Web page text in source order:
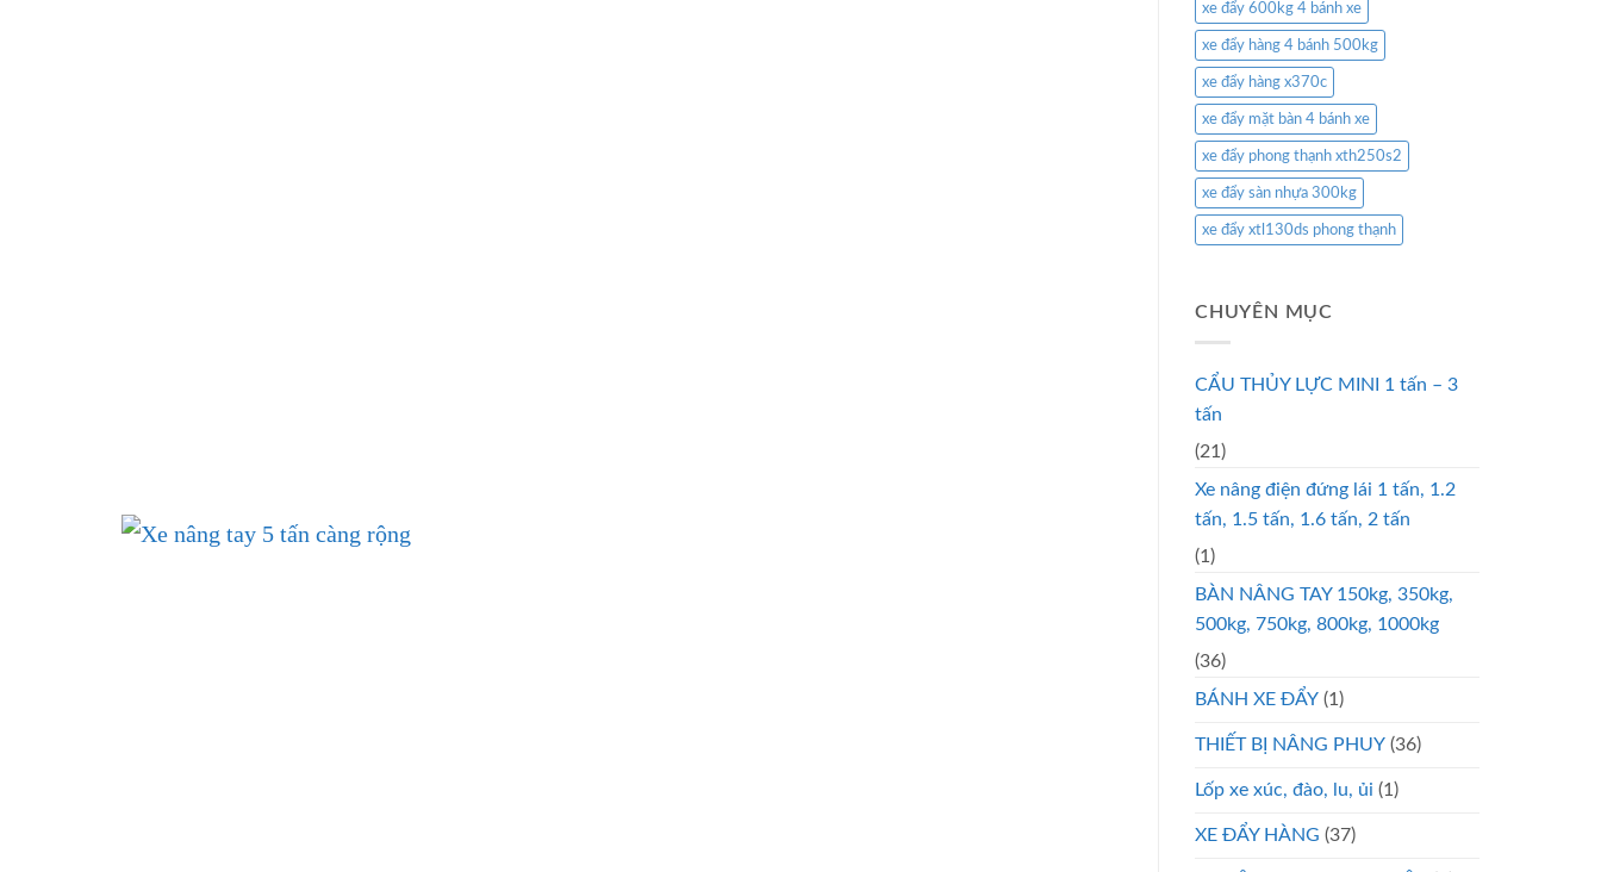
xe đẩy 600kg 4 bánh xe
xe đẩy hàng 4 bánh 500kg
xe đẩy hàng x370c
xe đẩy mặt bàn 4 bánh xe
xe đẩy phong thạnh xth250s2
xe đẩy sàn nhựa 300kg
xe đẩy xtl130ds phong thạnh
CHUYÊN MỤC
CẨU THỦY LỰC MINI 1 tấn – 3
tấn
(21)
Xe nâng điện đứng lái 1 tấn, 1.2
tấn, 1.5 tấn, 1.6 tấn, 2 tấn
(1)
BÀN NÂNG TAY 150kg, 350kg,
500kg, 750kg, 800kg, 1000kg
(36)
BÁNH XE ĐẨY (1)
THIẾT BỊ NÂNG PHUY (36)
Lốp xe xúc, đào, lu, ủi (1)
XE ĐẨY HÀNG (37)